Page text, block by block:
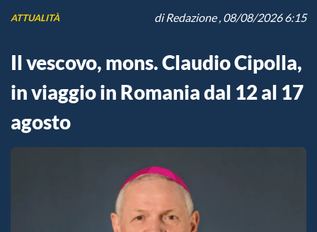
ATTUALITÀ diRedazione, 08/08/2026 6:15
Il vescovo, mons. Claudio Cipolla,
in viaggio in Romania dal 12 al 17
agosto